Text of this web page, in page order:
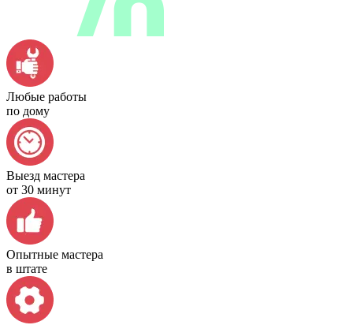
Любые работы
по дому
Выезд мастера
от 30 минут
Опытные мастера
в штате